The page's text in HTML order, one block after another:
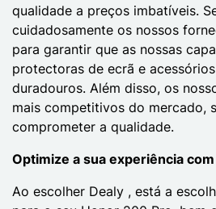
qualidade a preços imbatíveis.
cuidadosamente os nossos
para garantir que as nossas
protectoras de ecrã e
duradouros. Além disso, os
mais competitivos do mercado,
comprometer a qualidade.
Optimize a sua experiência
Ao escolher Dealy , está a